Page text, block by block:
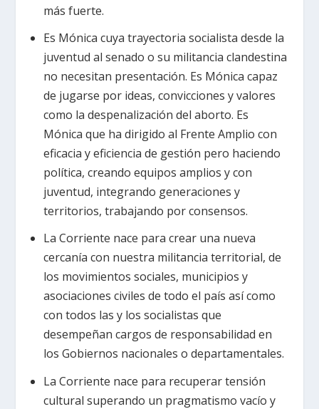
más fuerte.
Es Mónica cuya trayectoria socialista desde la
juventud al senado o su militancia clandestina
no necesitan presentación. Es Mónica capaz
de jugarse por ideas, convicciones y valores
como la despenalización del aborto. Es
Mónica que ha dirigido al Frente Amplio con
eficacia y eficiencia de gestión pero haciendo
política, creando equipos amplios y con
juventud, integrando generaciones y
territorios, trabajando por consensos.
La Corriente nace para crear una nueva
cercanía con nuestra militancia territorial, de
los movimientos sociales, municipios y
asociaciones civiles de todo el país así como
con todos las y los socialistas que
desempeñan cargos de responsabilidad en
los Gobiernos nacionales o departamentales.
La Corriente nace para recuperar tensión
cultural superando un pragmatismo vacío y